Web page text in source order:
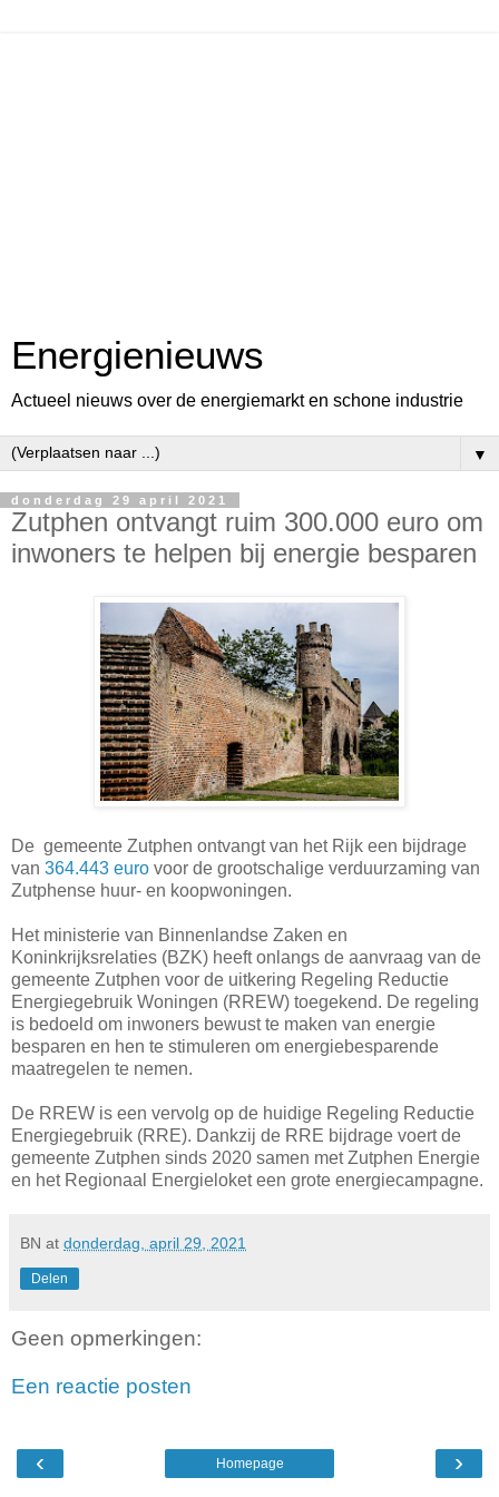
Energienieuws
Actueel nieuws over de energiemarkt en schone industrie
▼
donderdag 29 april 2021
Zutphen ontvangt ruim 300.000 euro om
inwoners te helpen bij energie besparen
De gemeente Zutphen ontvangt van het Rijk een bijdrage
van 364.443 euro voor de grootschalige verduurzaming van
Zutphense huur- en koopwoningen.
Het ministerie van Binnenlandse Zaken en
Koninkrijksrelaties (BZK) heeft onlangs de aanvraag van de
gemeente Zutphen voor de uitkering Regeling Reductie
Energiegebruik Woningen (RREW) toegekend. De regeling
is bedoeld om inwoners bewust te maken van energie
besparen en hen te stimuleren om energiebesparende
maatregelen te nemen.
De RREW is een vervolg op de huidige Regeling Reductie
Energiegebruik (RRE). Dankzij de RRE bijdrage voert de
gemeente Zutphen sinds 2020 samen met Zutphen Energie
en het Regionaal Energieloket een grote energiecampagne.
BN at donderdag, april 29, 2021
Delen
Geen opmerkingen:
Een reactie posten
‹ ›
Homepage